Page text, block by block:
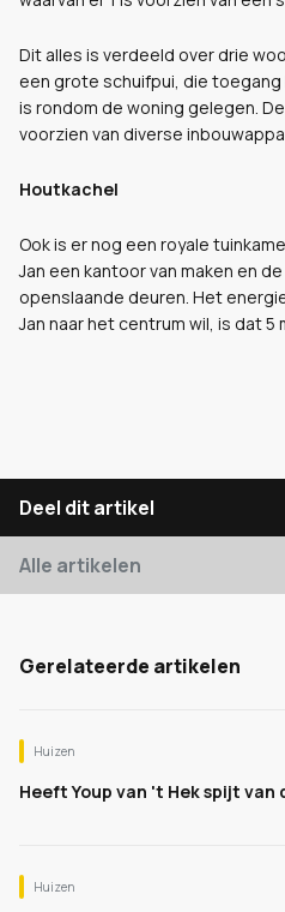
Dit alles is verdeeld over drie
een grote schuifpui, die
is rondom de woning gelegen.
voorzien van diverse
Houtkachel
Ook is er nog een royale
Jan een kantoor van maken en
openslaande deuren. Het
Jan naar het centrum wil, is dat 5
Deel dit artikel
Alle artikelen
Gerelateerde artikelen
Huizen
Heeft Youp van 't Hek spijt
Huizen